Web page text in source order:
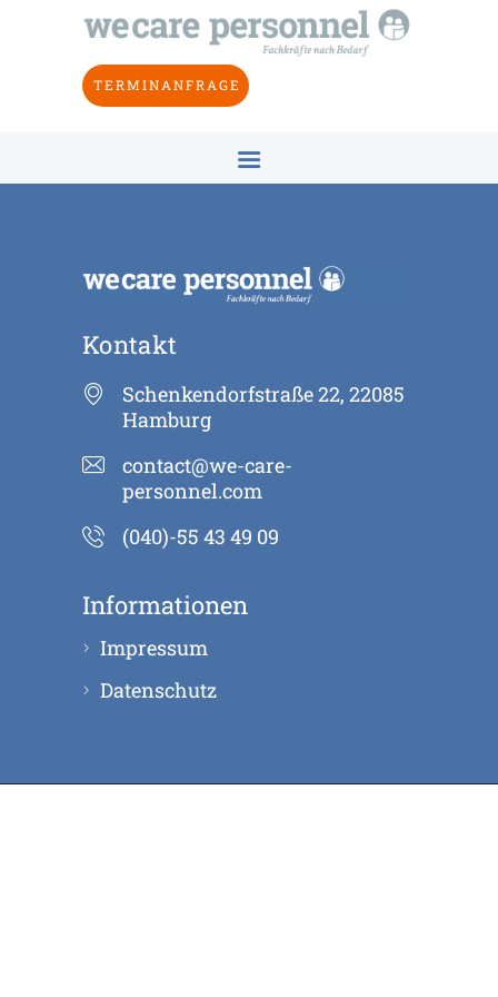
TERMINANFRAGE
HOME
ÜBER UNS
BRANCHEN
DE
Kontakt
Schenkendorfstraße 22, 22085
Hamburg
contact@we-care-
personnel.com
(040)-55 43 49 09
Informationen
Impressum
Datenschutz